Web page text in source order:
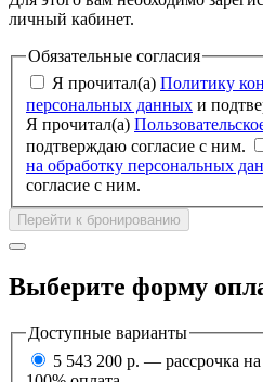
личный кабинет.
Обязательные согласия
Я прочитал(а) Политику
персональных данных и
Я прочитал(а)
подтверждаю согласие с ним.
на обработку персональных
согласие с ним.
Перейти к бронированию
Выберите форму
Доступные варианты
5 543 200 р. — рассрочка